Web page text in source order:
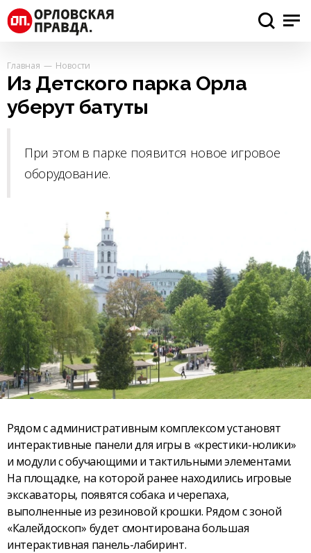
Главная Новости
Из Детского парка Орла
уберут батуты
При этом в парке появится новое игровое
оборудование.
Рядом с административным комплексом установят
интерактивные панели для игры в «крестики-нолики»
и модули с обучающими и тактильными элементами.
На площадке, на которой ранее находились игровые
экскаваторы, появятся собака и черепаха,
выполненные из резиновой крошки. Рядом с зоной
«Калейдоскоп» будет смонтирована большая
интерактивная панель-лабиринт.